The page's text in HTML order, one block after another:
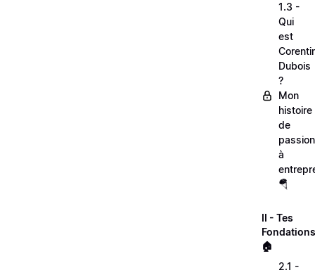
1.3 -
Qui
est
Dubois
?
Mon
histoire
de
à
🪂
II - Tes
🏠
2.1 -